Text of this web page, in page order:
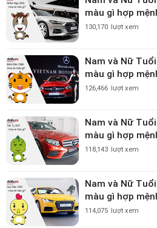
màu gì hợp
130,170 lượt xem
Nam và Nữ
màu gì hợp
126,466 lượt xem
Nam và Nữ
màu gì hợp
118,143 lượt xem
Nam và Nữ
màu gì hợp
114,075 lượt xem